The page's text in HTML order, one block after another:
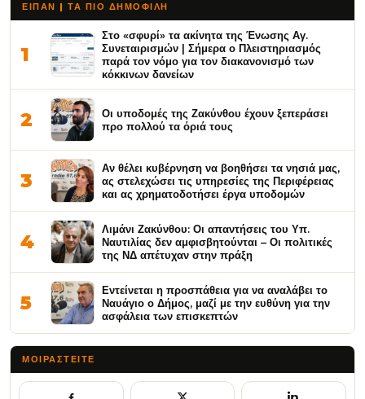
ΕΙΠΑΝ | ΤΑ ΠΙΟ ΔΗΜΟΦΙΛΉ
1
Στο «σφυρί» τα ακίνητα της Ένωσης Αγ.
Συνεταιρισμών | Σήμερα ο Πλειστηριασμός
παρά τον νόμο για τον διακανονισμό των
κόκκινων δανείων
2
Οι υποδομές της Ζακύνθου έχουν ξεπεράσει
προ πολλού τα όριά τους
3
Αν θέλει κυβέρνηση να βοηθήσει τα νησιά μας,
ας στελεχώσει τις υπηρεσίες της Περιφέρειας
και ας χρηματοδοτήσει έργα υποδομών
4
Λιμάνι Ζακύνθου: Οι απαντήσεις του Υπ.
Ναυτιλίας δεν αμφισβητούνται – Οι πολιτικές
της ΝΔ απέτυχαν στην πράξη
5
Εντείνεται η προσπάθεια για να αναλάβει το
Ναυάγιο ο Δήμος, μαζί με την ευθύνη για την
ασφάλεια των επισκεπτών
ΜΟΙΡΑΣΤΕΊΤΕ